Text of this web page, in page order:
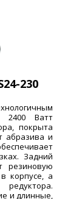
230
2400 Ватт
покрыта
абразива и
Задний
резиновую
корпусе, а
и длинные,